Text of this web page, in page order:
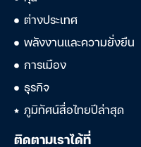
ต่างประเทศ
พลังงานและความยั่งยืน
การเมือง
ธุรกิจ
ภูมิทัศน์สื่อไทยปีล่าสุด
ติดตามเราได้ที่